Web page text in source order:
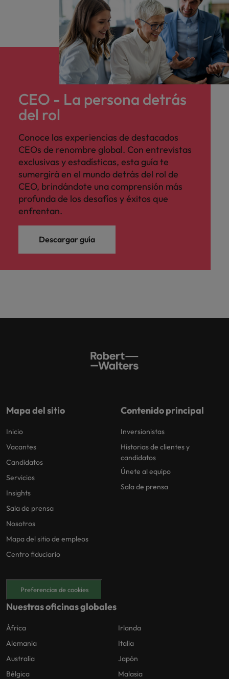
CEO - La persona detrás
del rol
Conoce las experiencias de destacados
CEOs de renombre global. Con entrevistas
exclusivas y estadísticas, esta guía te
sumergirá en el mundo detrás del rol de
CEO, brindándote una comprensión más
profunda de los desafíos y éxitos que
enfrentan.
Descargar guía
Mapa del sitio
Inicio
Vacantes
Candidatos
Servicios
Insights
Sala de prensa
Nosotros
Mapa del sitio de empleos
Centro fiduciario
Contenido principal
Inversionistas
Historias de clientes y
candidatos
Únete al equipo
Sala de prensa
Preferencias de cookies
Nuestras oficinas globales
África
Alemania
Australia
Bélgica
Irlanda
Italia
Japón
Malasia